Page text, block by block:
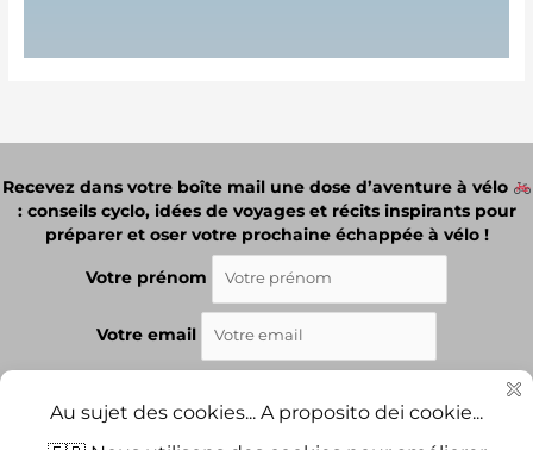
Recevez dans votre boîte mail une dose d’aventure à vélo
: conseils cyclo, idées de voyages et récits inspirants pour
préparer et oser votre prochaine échappée à vélo !
Votre prénom
Votre email